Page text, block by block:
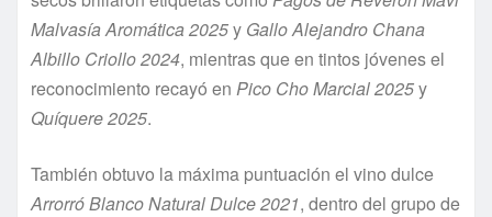
Malvasía Aromática 2025y Gallo Alejandro Chana
Albillo Criollo 2024, mientras que en tintos jóvenes el
reconocimiento recayó en Pico Cho Marcial 2025y
Quíquere 2025.
También obtuvo la máxima puntuación el vino dulce
Arrorró Blanco Natural Dulce 2021, dentro del grupo de